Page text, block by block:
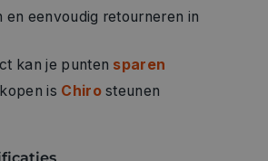
en eenvoudig retourneren in
kan je punten sparen
is Chirosteunen